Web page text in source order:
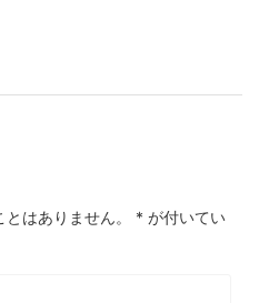
はありません。 * が付いてい